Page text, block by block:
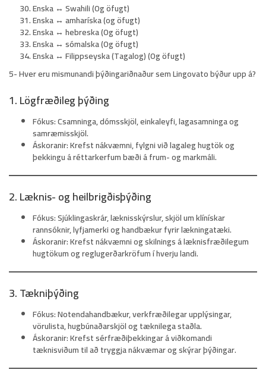
Enska ↔ Swahili (Og öfugt)
Enska ↔ amharíska (og öfugt)
Enska ↔ hebreska (Og öfugt)
Enska ↔ sómalska (Og öfugt)
Enska ↔ Filippseyska (Tagalog) (Og öfugt)
5- Hver eru mismunandi þýðingariðnaður sem Lingovato býður upp á?
1. Lögfræðileg þýðing
Fókus:Csamninga, dómsskjöl, einkaleyfi, lagasamninga og
samræmisskjöl.
Áskoranir:Krefst nákvæmni, fylgni við lagaleg hugtök og
þekkingu á réttarkerfum bæði á frum- og markmáli.
2. Læknis- og heilbrigðisþýðing
Fókus:Sjúklingaskrár, læknisskýrslur, skjöl um klínískar
rannsóknir, lyfjamerki og handbækur fyrir lækningatæki.
Áskoranir:Krefst nákvæmni og skilnings á læknisfræðilegum
hugtökum og reglugerðarkröfum í hverju landi.
3. Tækniþýðing
Fókus:Notendahandbækur, verkfræðilegar upplýsingar,
vörulista, hugbúnaðarskjöl og tæknilega staðla.
Áskoranir:Krefst sérfræðiþekkingar á viðkomandi
tæknisviðum til að tryggja nákvæmar og skýrar þýðingar.